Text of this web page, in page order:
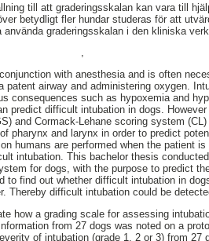
till att graderingsskalan kan vara till
betydligt fler hundar studeras för att
graderingsskalan i den kliniska
,
with anesthesia and is often
airway and administering oxygen.
consequences such as hypoxemia and
predict difficult intubation in dogs.
and Cormack-Lehane scoring system
pharynx and larynx in order to predict
humans are performed when the patient
intubation. This bachelor thesis
for dogs, with the purpose to predict
to find out whether difficult intubation in
Thereby difficult intubation could be
how a grading scale for assessing
from 27 dogs was noted on a
of intubation (grade 1, 2 or 3) from 27